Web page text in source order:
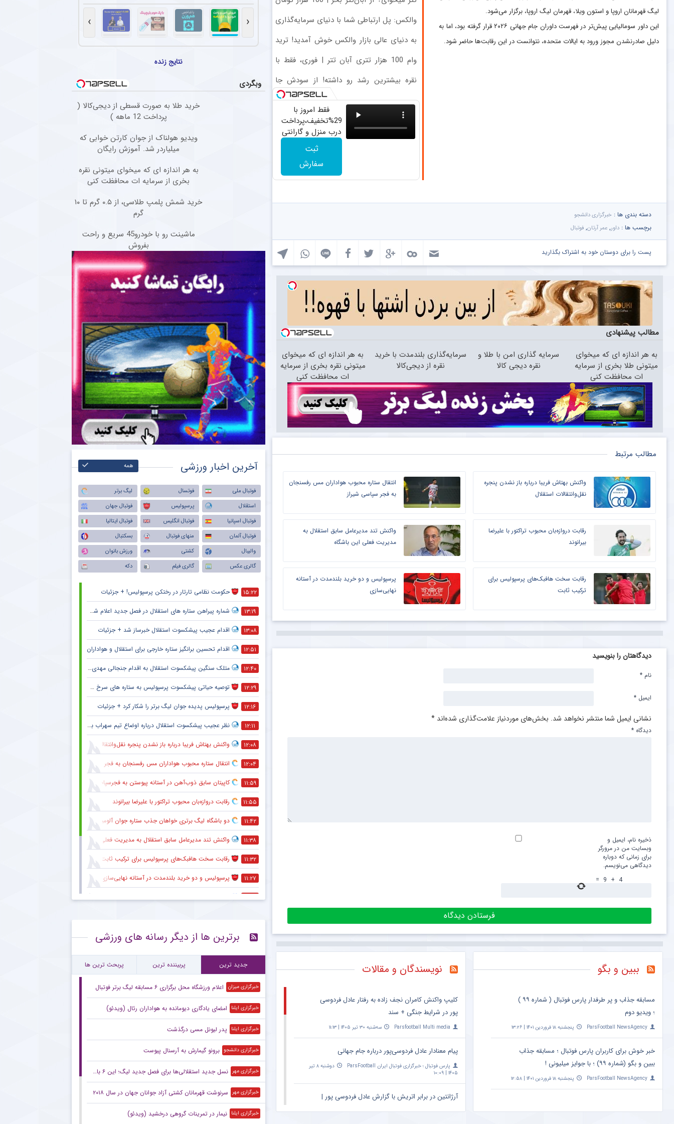
والکس: پل ارتباطی شما با دنیای سرمایه‌گذاری
به دنیای عالی بازار والکس خوش آمدید! ترید
وام 100 هزار تتری آبان تتر | فوری، فقط با
نقره بیشترین رشد رو داشته! از سودش جا
فقط امروز با
29%تخفیف،پرداخت
درب منزل و گارانتی
وات بخر
ثبت
سفارش
لیگ قهرمانان اروپا و استون ویلا، قهرمان لیگ اروپا، برگزار می‌شود.
این داور سومالیایی پیش‌تر در فهرست داوران جام جهانی ۲۰۲۶ قرار گرفته بود، اما به
دلیل صادرنشدن مجوز ورود به ایالات متحده، نتوانست در این رقابت‌ها حاضر شود.
دسته بندی ها : خبرگزاری دانشجو
برچسب ها : داور, عمر آرتان, فوتبال
پست را برای دوستان خود به اشتراک بگذارید
مطالب پیشنهادی
به هر اندازه ای که میخوای
میتونی طلا بخری از سرمایه
ات محافظت کنی
سرمایه گذاری امن با طلا و
نقره دیجی کالا
سرمایه‌گذاری بلندمدت با خرید
نقره از دیجی‌کالا
به هر اندازه ای که میخوای
میتونی نقره بخری از سرمایه
ات محافظت کنی
مطالب مرتبط
واکنش بهتاش فریبا درباره باز نشدن پنجره
نقل‌وانتقالات استقلال
انتقال ستاره محبوب هواداران مس رفسنجان
به فجر سپاسی شیراز
رقابت دروازه‌بان محبوب تراکتور با علیرضا
بیرانوند
واکنش تند مدیرعامل سابق استقلال به
مدیریت فعلی این باشگاه
رقابت سخت هافبک‌های پرسپولیس برای
ترکیب ثابت
پرسپولیس و دو خرید بلندمدت در آستانه
نهایی‌سازی
دیدگاهتان را بنویسید
نشانی ایمیل شما منتشر نخواهد شد. بخش‌های موردنیاز علامت‌گذاری شده‌اند *
دیدگاه *
نام *
ایمیل *
ذخیره نام، ایمیل و
وبسایت من در مرورگر
برای زمانی که دوباره
دیدگاهی می‌نویسم.
4
+
9
=
ببین و بگو
مسابقه جذاب و پر طرفدار پارس فوتبال ( شماره ۹۹ )
؛ ویدیو دوم
ParsFootball NewsAgency پنجشنبه ۱۸ فروردین ۱۴۰۱ | ۱۳:۲۶
خبر خوش برای کاربران پارس فوتبال ؛ مسابقه جذاب
ببین و بگو (شماره ۹۹) ؛ با جوایز میلیونی !
ParsFootball NewsAgency پنجشنبه ۱۸ فروردین ۱۴۰۱ | ۱۲:۵۸
نویسندگان و مقالات
کلیپ واکنش کامران نجف زاده به رفتار عادل فردوسی
پور در شرایط جنگی + سند
Parsfootball Multi media سه‌شنبه ۳۰ تیر ۱۴۰۵ | ۱۱:۱۳
پیام معنادار عادل فردوسی‌پور درباره جام جهانی
پارس فوتبال ؛ خبرگزاری فوتبال ایران ParsFootball
دوشنبه ۸ تیر
۱۴۰۵ | ۱۰:۰۹
آرژانتین در برابر اتریش با گزارش عادل فردوسی پور |
امشب ساعت ۲۰:۳۰ – پخش زنده در اپارات اسپرت
مازیار زارع، سرمربی ملوان، با پیشنهاد پرسپولیس برای جذب امیررضا افسرده، مدافع این تیم، مخالفت
اخبار پرسپولیس پدیده جوان لیگ برتر را شکار کرد + جزئیات
سید مهدی مهدوی، مدافع راست جوان آلومینیوم، با وجود درخواست رسمی پرسپولیس، سپاهان و تراکتور، با
تلاش پرسپولیس برای جذب ستاره محبوب نساجی
پرسپولیس همچنان برای جذب دانیال ایری از نساجی تلاش می‌کند، اما مخالفت نساجی باعث کاهش
‹
›
نتایج زنده
وبگردی
خرید طلا به صورت قسطی از دیجی‌کالا (
پرداخت 12 ماهه )
ویدیو هولناک از جوان کارتن خوابی که
میلیاردر شد. آموزش رایگان
به هر اندازه ای که میخوای میتونی نقره
بخری از سرمایه ات محافظت کنی
خرید شمش پلمپ طلاسی، از ۰.۵ گرم تا ۱۰
گرم
ماشینت رو با خودرو45 سریع و راحت
بفروش
آخرین اخبار ورزشی همه
فوتبال ملی فوتسال
لیگ برتر
استقلال
پرسپولیس
فوتبال جهان
فوتبال اسپانیا
فوتبال انگلیس
فوتبال ایتالیا
فوتبال آلمان
منهای فوتبال
بسکتبال
والیبال
کشتی
ورزش بانوان
گالری عکس
گالری فیلم دکه
۱۵:۲۲ حکومت نظامی تارتار در رختکن پرسپولیس! + جزئیات
۱۳:۱۹ شماره پیراهن ستاره های استقلال در فصل جدید اعلام شد + جزئیات
۱۳:۰۸ اقدام عجیب پیشکسوت استقلال خبرساز شد + جزئیات
۱۲:۵۱ اقدام تحسین برانگیز ستاره خارجی برای استقلال و هواداران
۱۲:۴۰ متلک سنگین پیشکسوت استقلال به اقدام جنجالی مهدی تاج در فدراسیون فوتبال
۱۲:۲۹ توصیه حیاتی پیشکسوت پرسپولیس به ستاره های سرخ + جزئیات
۱۲:۱۶ پرسپولیس پدیده جوان لیگ برتر را شکار کرد + جزئیات
۱۲:۱۱ نظر عجیب پیشکسوت استقلال درباره اوضاع تیم سهراب بختیاری زاده + جزئیات
۱۲:۰۸ واکنش بهتاش فریبا درباره باز نشدن پنجره نقل‌وانتقالات استقلال
۱۲:۰۴ انتقال ستاره محبوب هواداران مس رفسنجان به فجر سپاسی شیراز
۱۱:۵۹ کاپیتان سابق ذوب‌آهن در آستانه پیوستن به فجرسپاسی شیراز
۱۱:۵۵ رقابت دروازه‌بان محبوب تراکتور با علیرضا بیرانوند
۱۱:۴۲ دو باشگاه لیگ برتری خواهان جذب ستاره جوان آلومینیوم
۱۱:۳۸ واکنش تند مدیرعامل سابق استقلال به مدیریت فعلی این باشگاه
۱۱:۳۲ رقابت سخت هافبک‌های پرسپولیس برای ترکیب ثابت
۱۱:۲۷ پرسپولیس و دو خرید بلندمدت در آستانه نهایی‌سازی
۱۱:۱۸
۱۱:۰۸ دروازه‌بان ۴۰ ساله اسپانیایی در مرکز توجه استقلال
۱۰:۲۰ ستاره محبوب نساجی و گزینه مدنظر باشگاه پرسپولیس
برترین ها از دیگر رسانه های ورزشی
جدید ترین پربیننده ترین پربحث ترین ها
خبرگزاری میزان اعلام ورزشگاه محل برگزاری ۶ مسابقه لیگ برتر فوتبال
خبرگزاری ایلنا امضای یادگاری دیومانده به هواداران رئال (ویدئو)
خبرگزاری ایلنا پدر لیونل مسی درگذشت
خبرگزاری دانشجو برونو گیمارش به آرسنال پیوست
خبرگزاری مهر نسل جدید استقلالی‌ها برای فصل جدید لیگ؛ این ۶ بازیکن را بیشتر بشناسید
خبرگزاری مهر سرنوشت قهرمانان کشتی آزاد جوانان جهان در سال ۲۰۱۸
خبرگزاری ایلنا نیمار در تمرینات گروهی درخشید (ویدئو)